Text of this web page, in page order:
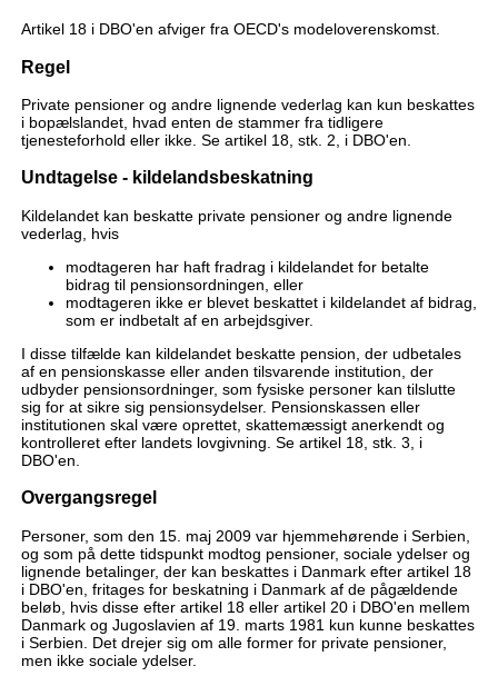
Artikel 18 i DBO'en afviger fra OECD's modeloverenskomst.
Regel
Private pensioner og andre lignende vederlag kan kun beskattes
i bopælslandet, hvad enten de stammer fra tidligere
tjenesteforhold eller ikke. Se artikel 18, stk. 2, i DBO'en.
Undtagelse - kildelandsbeskatning
Kildelandet kan beskatte private pensioner og andre lignende
vederlag, hvis
modtageren har haft fradrag i kildelandet for betalte
bidrag til pensionsordningen, eller
modtageren ikke er blevet beskattet i kildelandet af bidrag,
som er indbetalt af en arbejdsgiver.
I disse tilfælde kan kildelandet beskatte pension, der udbetales
af en pensionskasse eller anden tilsvarende institution, der
udbyder pensionsordninger, som fysiske personer kan tilslutte
sig for at sikre sig pensionsydelser. Pensionskassen eller
institutionen skal være oprettet, skattemæssigt anerkendt og
kontrolleret efter landets lovgivning. Se artikel 18, stk. 3, i
DBO'en.
Overgangsregel
Personer, som den 15. maj 2009 var hjemmehørende i Serbien,
og som på dette tidspunkt modtog pensioner, sociale ydelser og
lignende betalinger, der kan beskattes i Danmark efter artikel 18
i DBO'en, fritages for beskatning i Danmark af de pågældende
beløb, hvis disse efter artikel 18 eller artikel 20 i DBO'en mellem
Danmark og Jugoslavien af 19. marts 1981 kun kunne beskattes
i Serbien. Det drejer sig om alle former for private pensioner,
men ikke sociale ydelser.